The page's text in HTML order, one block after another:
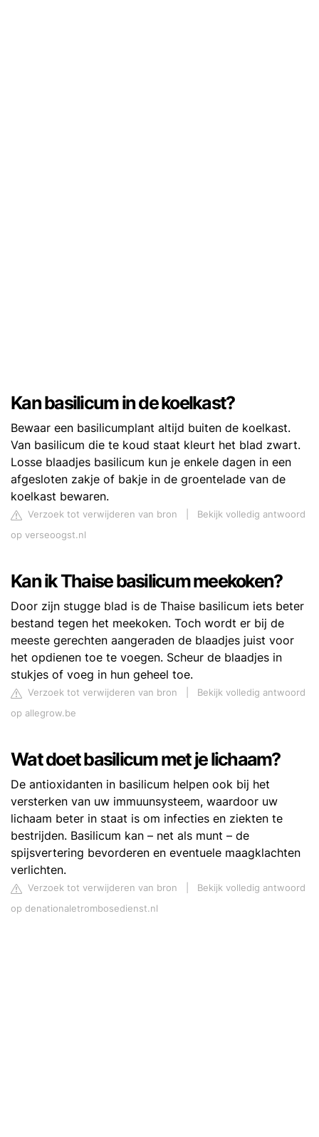
Kan basilicum in de koelkast?
Bewaar een basilicumplant altijd buiten de koelkast.
Van basilicum die te koud staat kleurt het blad zwart.
Losse blaadjes basilicum kun je enkele dagen in een
afgesloten zakje of bakje in de groentelade van de
koelkast bewaren.
Verzoek tot verwijderen van bron
Bekijk volledig antwoord
op verseoogst.nl
Kan ik Thaise basilicum meekoken?
Door zijn stugge blad is de Thaise basilicum iets beter
bestand tegen het meekoken. Toch wordt er bij de
meeste gerechten aangeraden de blaadjes juist voor
het opdienen toe te voegen. Scheur de blaadjes in
stukjes of voeg in hun geheel toe.
Verzoek tot verwijderen van bron
Bekijk volledig antwoord
op allegrow.be
Wat doet basilicum met je lichaam?
De antioxidanten in basilicum helpen ook bij het
versterken van uw immuunsysteem, waardoor uw
lichaam beter in staat is om infecties en ziekten te
bestrijden. Basilicum kan – net als munt – de
spijsvertering bevorderen en eventuele maagklachten
verlichten.
Verzoek tot verwijderen van bron
Bekijk volledig antwoord
op denationaletrombosedienst.nl